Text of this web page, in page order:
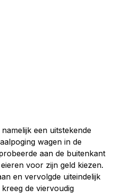
een uitstekende
wagen in de
aan de buitenkant
voor zijn geld kiezen.
en vervolgde uiteindelijk
de viervoudig